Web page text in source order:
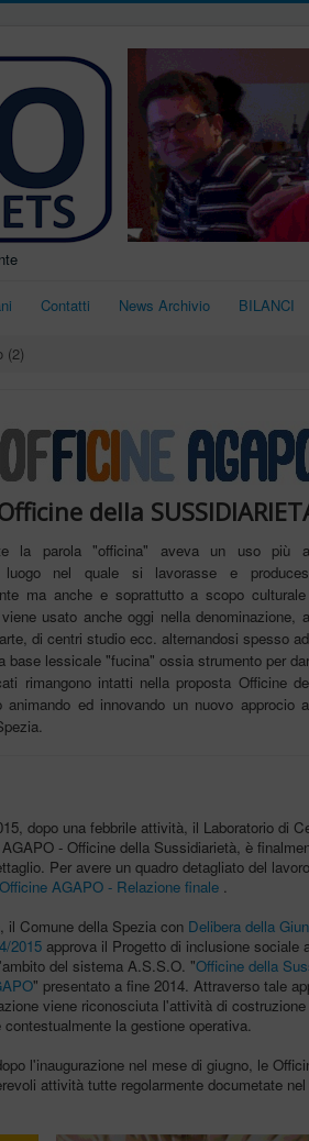
Contatti News Archivio BILANCI
(2)
della
la parola "officina" aveva un uso più
luogo nel quale si lavorasse e
ma anche e soprattutto a scopo
usato anche oggi nella denominazione,
di centri studio ecc. alternandosi spesso
base lessicale "fucina" ossia strumento per
rimangono intatti nella proposta Officine
animando ed innovando un nuovo approcio
dopo una febbrile attività, il Laboratorio di
- Officine della Sussidiarietà, è
Per avere un quadro detagliato del
Officine AGAPO - Relazione finale .
il Comune della Spezia con Delibera della
2015 approva il Progetto di inclusione sociale
del sistema A.S.S.O. "Officine della
" presentato a fine 2014. Attraverso tale
viene riconosciuta l'attività di costruzione
contestualmente la gestione operativa.
l'inaugurazione nel mese di giugno, le
attività tutte regolarmente documetate nel